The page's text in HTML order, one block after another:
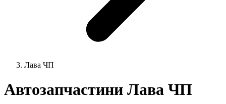
Лава ЧП
Автозапчастини Лава ЧП